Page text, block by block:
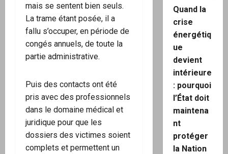
mais se sentent bien seuls.
La trame étant posée, il a
fallu s’occuper, en période de
congés annuels, de toute la
partie administrative.
Puis des contacts ont été
pris avec des professionnels
dans le domaine médical et
juridique pour que les
dossiers des victimes soient
complets et permettent un
Quand la
crise
énergétiq
ue
devient
intérieure
: pourquoi
l’État doit
maintena
nt
protéger
la Nation